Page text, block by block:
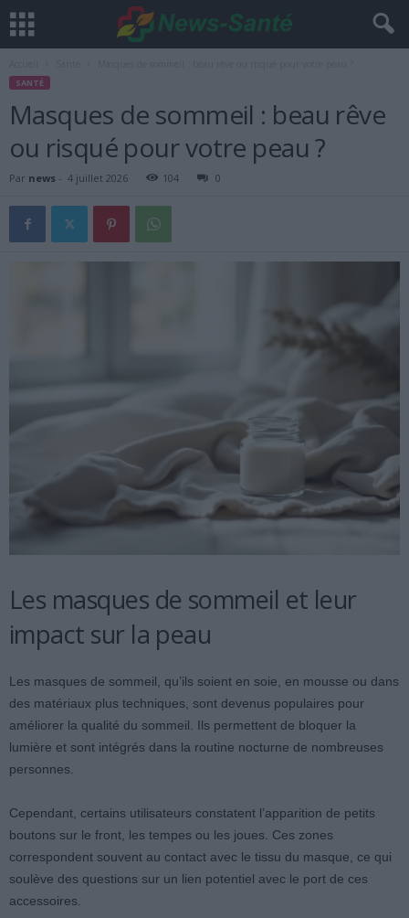
SANTÉ
Masques de sommeil : beau rêve
ou risqué pour votre peau ?
Par news - 4 juillet 2026 104 0
Les masques de sommeil et leur
impact sur la peau
Les masques de sommeil, qu’ils soient en soie, en mousse ou dans
des matériaux plus techniques, sont devenus populaires pour
améliorer la qualité du sommeil. Ils permettent de bloquer la
lumière et sont intégrés dans la routine nocturne de nombreuses
personnes.
Cependant, certains utilisateurs constatent l’apparition de petits
boutons sur le front, les tempes ou les joues. Ces zones
correspondent souvent au contact avec le tissu du masque, ce qui
soulève des questions sur un lien potentiel avec le port de ces
accessoires.